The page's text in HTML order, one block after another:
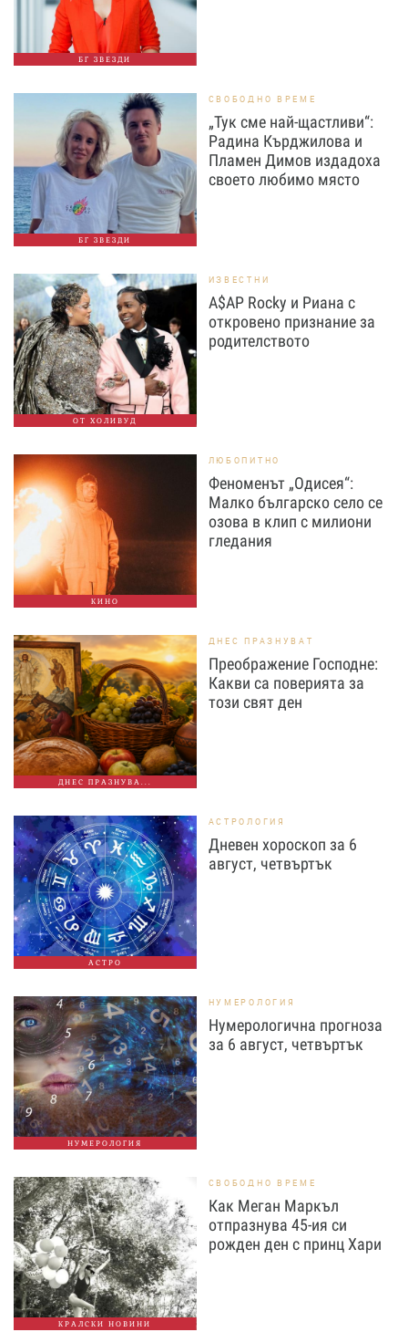
БГ ЗВЕЗДИ
БГ ЗВЕЗДИ
СВОБОДНО ВРЕМЕ
„Тук сме най-щастливи“:
Радина Кърджилова и
Пламен Димов издадоха
своето любимо място
ОТ ХОЛИВУД
ИЗВЕСТНИ
A$AP Rocky и Риана с
откровено признание за
родителството
КИНО
ЛЮБОПИТНО
Феноменът „Одисея“:
Малко българско село се
озова в клип с милиони
гледания
ДНЕС ПРАЗНУВА...
ДНЕС ПРАЗНУВАТ
Преображение Господне:
Какви са поверията за
този свят ден
АСТРО
АСТРОЛОГИЯ
Дневен хороскоп за 6
август, четвъртък
НУМЕРОЛОГИЯ
НУМЕРОЛОГИЯ
Нумерологична прогноза
за 6 август, четвъртък
КРАЛСКИ НОВИНИ
СВОБОДНО ВРЕМЕ
Как Меган Маркъл
отпразнува 45-ия си
рожден ден с принц Хари